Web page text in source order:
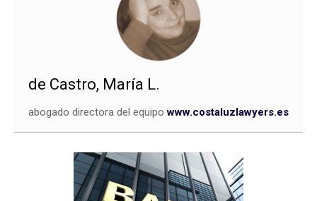
de Castro, María L.
abogado directora del equipowww.costaluzlawyers.es